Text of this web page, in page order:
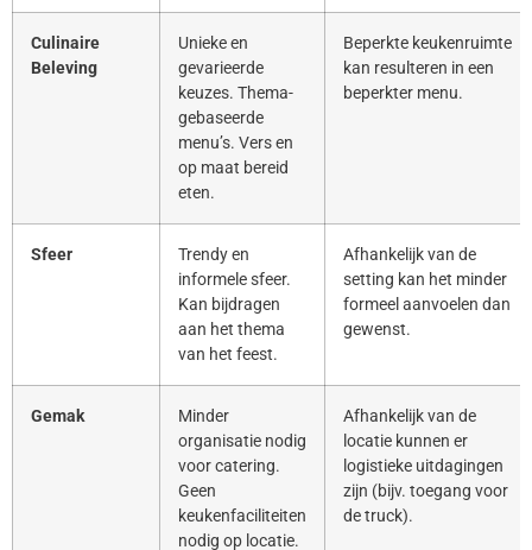
Culinaire
Beleving
Unieke en
gevarieerde
keuzes. Thema-
gebaseerde
menu’s. Vers en
op maat bereid
eten.
Beperkte keukenruimte
kan resulteren in een
beperkter menu.
Sfeer
Trendy en
informele sfeer.
Kan bijdragen
aan het thema
van het feest.
Afhankelijk van de
setting kan het minder
formeel aanvoelen dan
gewenst.
Gemak
Minder
organisatie nodig
voor catering.
Geen
keukenfaciliteiten
nodig op locatie.
Afhankelijk van de
locatie kunnen er
logistieke uitdagingen
zijn (bijv. toegang voor
de truck).